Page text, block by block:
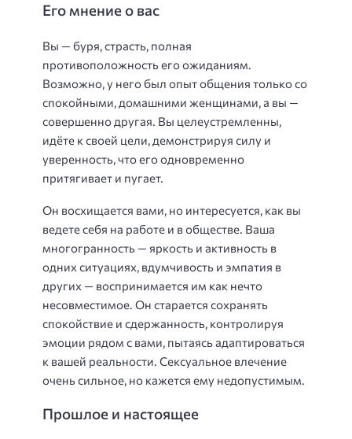
Его мнение о вас
Вы — буря, страсть, полная
противоположность его ожиданиям.
Возможно, у него был опыт общения только со
спокойными, домашними женщинами, а вы —
совершенно другая. Вы целеустремленны,
идёте к своей цели, демонстрируя силу и
уверенность, что его одновременно
притягивает и пугает.
Он восхищается вами, но интересуется, как вы
ведете себя на работе и в обществе. Ваша
многогранность — яркость и активность в
одних ситуациях, вдумчивость и эмпатия в
других — воспринимается им как нечто
несовместимое. Он старается сохранять
спокойствие и сдержанность, контролируя
эмоции рядом с вами, пытаясь адаптироваться
к вашей реальности. Сексуальное влечение
очень сильное, но кажется ему недопустимым.
Прошлое и настоящее